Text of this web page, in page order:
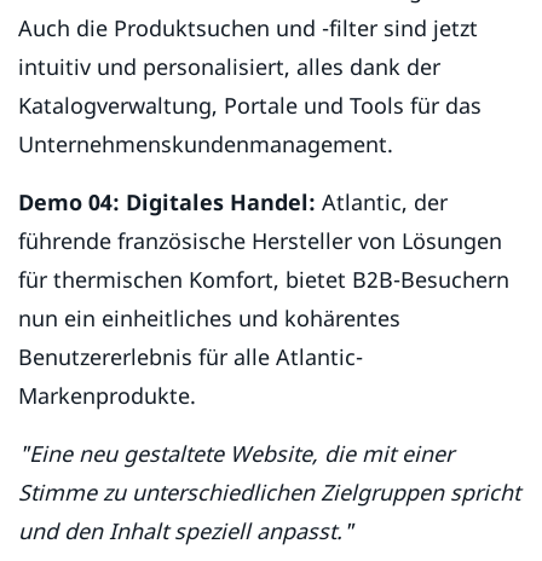
Auch die Produktsuchen und -filter sind jetzt
intuitiv und personalisiert, alles dank der
Katalogverwaltung, Portale und Tools für das
Unternehmenskundenmanagement.
Demo 04: Digitales Handel: Atlantic, der
führende französische Hersteller von Lösungen
für thermischen Komfort, bietet B2B-Besuchern
nun ein einheitliches und kohärentes
Benutzererlebnis für alle Atlantic-
Markenprodukte.
"Eine neu gestaltete Website, die mit einer
Stimme zu unterschiedlichen Zielgruppen spricht
und den Inhalt speziell anpasst."